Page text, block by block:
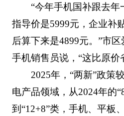
“今年手机国补跟去
指导价是5999元，企业补
后算下来是4899元。”市
手机销售员说，“这比原价
2025年，“两新”政策
电产品领域，从2024年的
到“12+8”类，手机、平板